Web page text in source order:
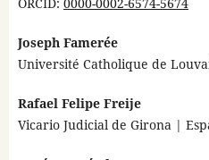
Joseph Famerée
Université Catholique de
Rafael Felipe Freije
Vicario Judicial de Girona |